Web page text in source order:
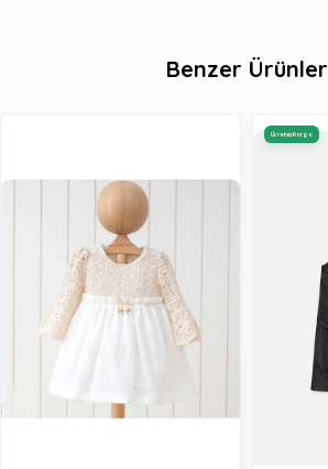
Benzer Ürünler
Ücretsiz Kargo